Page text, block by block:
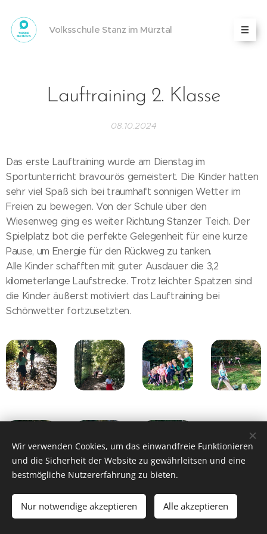
Volksschule Stanz im Mürztal
Lauftraining 2. Klasse
08.10.2024
Das erste Lauftraining wurde am Dienstag im
Sportunterricht bravourös gemeistert. Die Kinder hatten
sehr viel Spaß sich bei traumhaft sonnigen Wetter im
Freien zu bewegen. Von der Schule über den
Wiesenweg ging es weiter Richtung Stanzer Teich. Der
Spielplatz bot die perfekte Gelegenheit für eine kurze
Pause, um Energie für den Rückweg zu tanken.
Alle Kinder schafften mit guter Ausdauer die 3,2
kilometerlange Laufstrecke. Trotz leichter Spatzen sind
die Kinder äußerst motiviert das Lauftraining bei
Schönwetter fortzusetzten.
Wir verwenden Cookies, um das einwandfreie Funktionieren
und die Sicherheit der Website zu gewährleitsen und eine
bestmögliche Nutzererfahrung zu bieten.
Nur notwendige akzeptieren Alle akzeptieren